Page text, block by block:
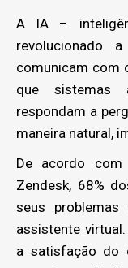
A IA –
revolucionado
comunicam com
que sistemas
respondam a
maneira natural,
De acordo
Zendesk, 68%
seus
assistente
a satisfação do